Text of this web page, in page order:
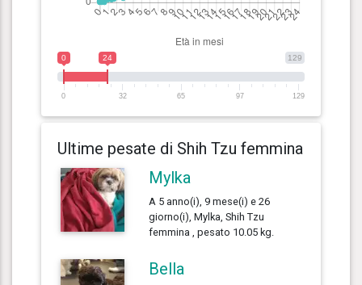
129
0 24
0 32 65 97 129
Ultime pesate di Shih Tzu femmina
Mylka
A 5 anno(i), 9 mese(i) e 26
giorno(i), Mylka, Shih Tzu
femmina , pesato 10.05 kg.
Bella